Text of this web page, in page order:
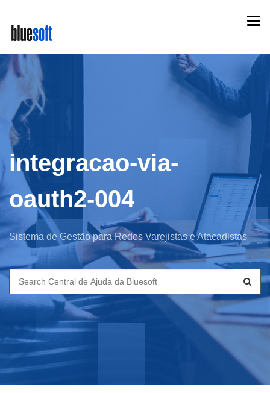
main
content
integracao-via-
oauth2-004
Sistema de Gestão para Redes Varejistas e Atacadistas
Search
for: